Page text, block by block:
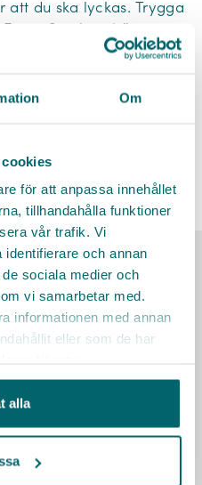
Om
för att anpassa innehållet
tillhandahålla funktioner
vår trafik. Vi
och annan
sociala medier och
vi samarbetar med.
informationen med annan
eller som de har
alla
att du ska lyckas. Trygga
utbildningsmöjligheter.
Äldreboende
nära dig
och hitta jobb